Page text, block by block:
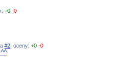
+0 -0
#2 , oceny:+0 -0